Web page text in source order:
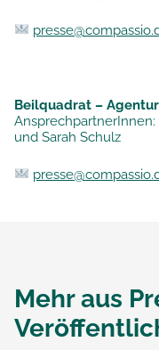
Beilquadrat –
und Sarah Schulz
Mehr aus